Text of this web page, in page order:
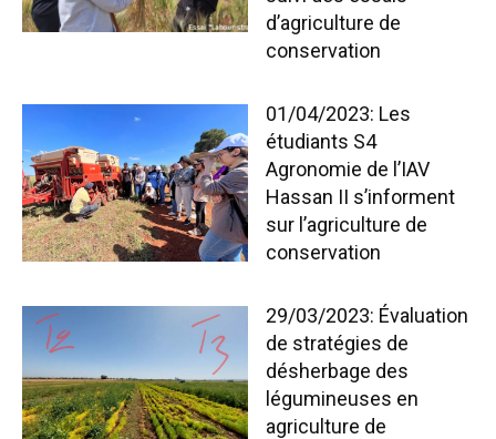
d’agriculture de
conservation
01/04/2023: Les
étudiants S4
Agronomie de l’IAV
Hassan II s’informent
sur l’agriculture de
conservation
29/03/2023: Évaluation
de stratégies de
désherbage des
légumineuses en
agriculture de